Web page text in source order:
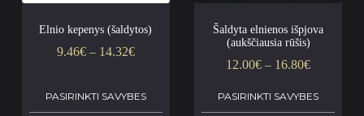
Elnio kepenys (šaldytos)
9.46€– 14.32€
PASIRINKTI SAVYBES
Šaldyta elnienos išpjova
(aukščiausia rūšis)
12.00€ – 16.80€
PASIRINKTI SAVYBES